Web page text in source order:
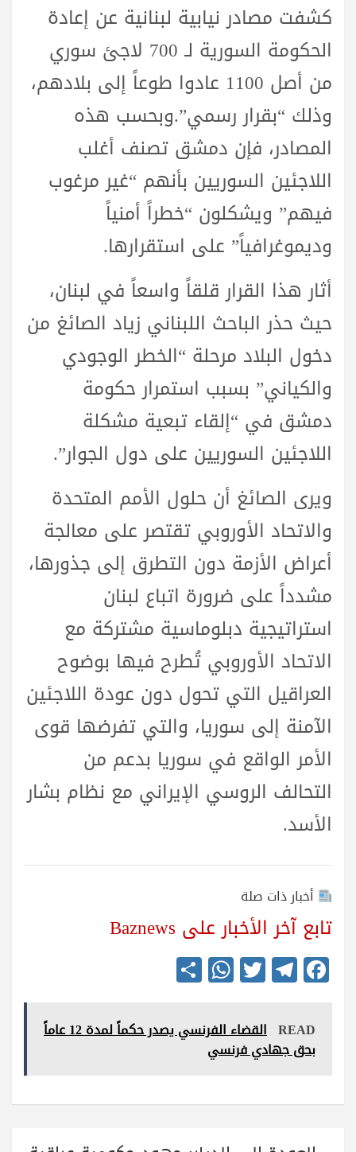
كشفت مصادر نيابية لبنانية عن إعادة
الحكومة السورية لـ 700 لاجئ سوري
من أصل 1100 عادوا طوعاً إلى بلادهم،
وذلك “بقرار رسمي”.وبحسب هذه
المصادر، فإن دمشق تصنف أغلب
اللاجئين السوريين بأنهم “غير مرغوب
فيهم” ويشكلون “خطراً أمنياً
وديموغرافياً” على استقرارها.
أثار هذا القرار قلقاً واسعاً في لبنان،
حيث حذر الباحث اللبناني زياد الصائغ من
دخول البلاد مرحلة “الخطر الوجودي
والكياني” بسبب استمرار حكومة
دمشق في “إلقاء تبعية مشكلة
اللاجئين السوريين على دول الجوار”.
ويرى الصائغ أن حلول الأمم المتحدة
والاتحاد الأوروبي تقتصر على معالجة
أعراض الأزمة دون التطرق إلى جذورها،
مشدداً على ضرورة اتباع لبنان
استراتيجية دبلوماسية مشتركة مع
الاتحاد الأوروبي تُطرح فيها بوضوح
العراقيل التي تحول دون عودة اللاجئين
الآمنة إلى سوريا، والتي تفرضها قوى
الأمر الواقع في سوريا بدعم من
التحالف الروسي الإيراني مع نظام بشار
الأسد.
أخبار ذات صلة
تابع آخر الأخبار على Baznews
Fa
ce
bo
ok
Te
le
gr
a
m
T
wi
tte
r
W
ha
ts
A
re READ
القضاء الفرنسي يصدر حكماً لمدة 12 عاماً
بحق جهادي فرنسي
تصفّح